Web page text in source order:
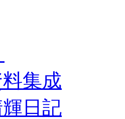
集成
日記